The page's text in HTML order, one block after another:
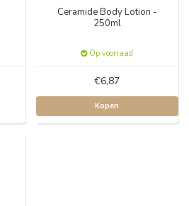
Ceramide Body Lotion -
250ml
Op voorraad
€6,87
Kopen